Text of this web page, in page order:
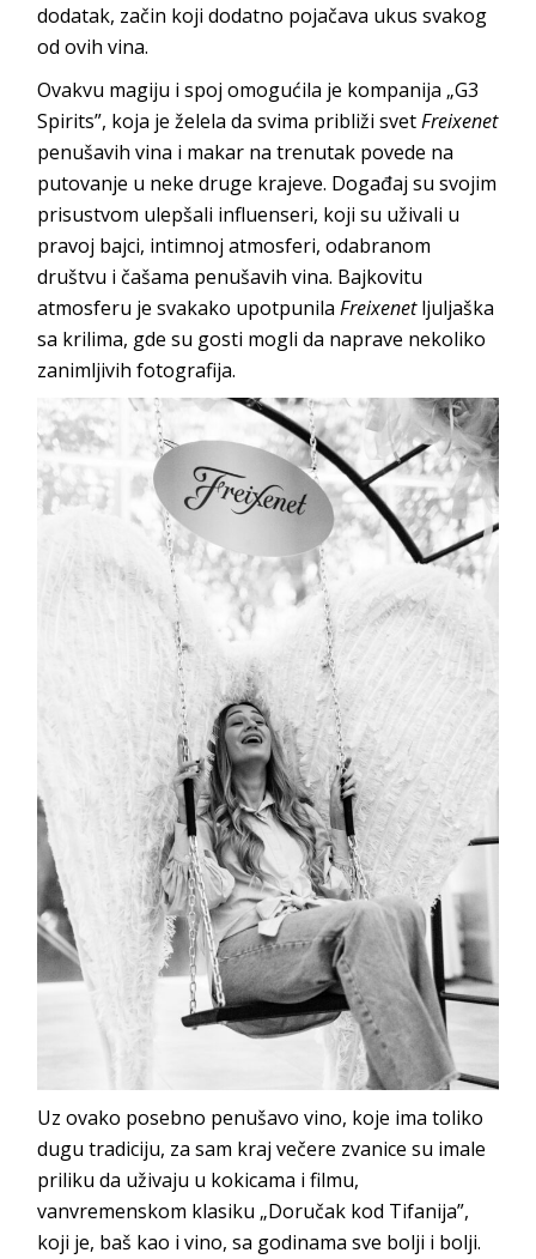
dodatak, začin koji dodatno pojačava ukus svakog
od ovih vina.
Ovakvu magiju i spoj omogućila je kompanija „G3
Spirits”, koja je želela da svima približi svetFreixenet
penušavih vina i makar na trenutak povede na
putovanje u neke druge krajeve. Događaj su svojim
prisustvom ulepšali influenseri, koji su uživali u
pravoj bajci, intimnoj atmosferi, odabranom
društvu i čašama penušavih vina. Bajkovitu
atmosferu je svakako upotpunilaFreixenetljuljaška
sa krilima, gde su gosti mogli da naprave nekoliko
zanimljivih fotografija.
Uz ovako posebno penušavo vino, koje ima toliko
dugu tradiciju, za sam kraj večere zvanice su imale
priliku da uživaju u kokicama i filmu,
vanvremenskom klasiku „Doručak kod Tifanija”,
koji je, baš kao i vino, sa godinama sve bolji i bolji.